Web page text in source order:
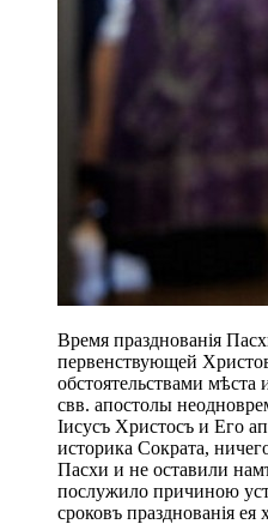
Время празднованія
первенствующей
обстоятельствами мѣста
свв. апостолы
Іисусъ Христосъ и Его
историка Сократа,
Пасхи и не оставили
послужило причиною
сроковъ празднованія